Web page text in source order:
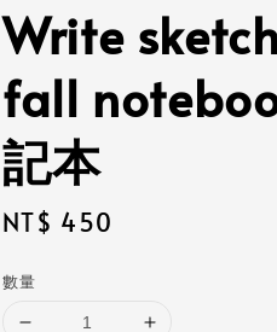
Write
fall
記本
Regular
NT$ 450
數量